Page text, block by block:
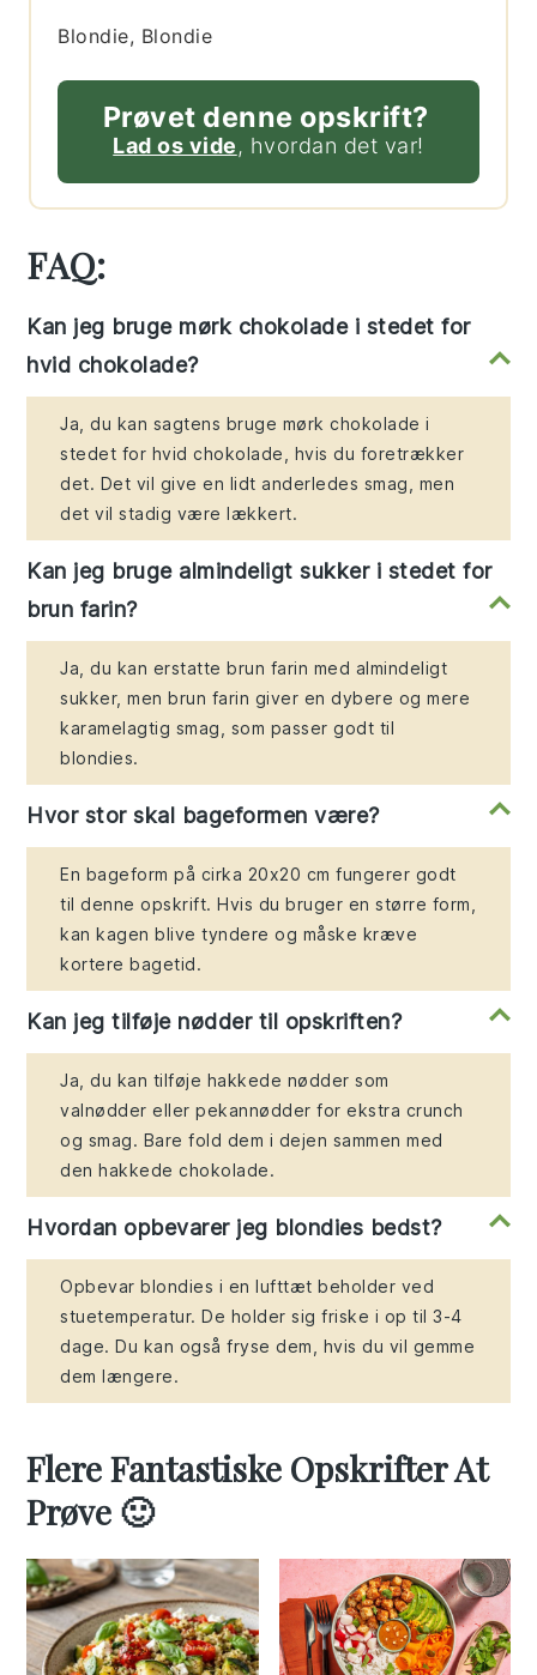
Blondie, Blondie
Prøvet denne opskrift?
Lad os vide, hvordan det var!
FAQ:
Kan jeg bruge mørk chokolade i stedet for
hvid chokolade?
Ja, du kan sagtens bruge mørk chokolade i
stedet for hvid chokolade, hvis du foretrækker
det. Det vil give en lidt anderledes smag, men
det vil stadig være lækkert.
Kan jeg bruge almindeligt sukker i stedet for
brun farin?
Ja, du kan erstatte brun farin med almindeligt
sukker, men brun farin giver en dybere og mere
karamelagtig smag, som passer godt til
blondies.
Hvor stor skal bageformen være?
En bageform på cirka 20x20 cm fungerer godt
til denne opskrift. Hvis du bruger en større form,
kan kagen blive tyndere og måske kræve
kortere bagetid.
Kan jeg tilføje nødder til opskriften?
Ja, du kan tilføje hakkede nødder som
valnødder eller pekannødder for ekstra crunch
og smag. Bare fold dem i dejen sammen med
den hakkede chokolade.
Hvordan opbevarer jeg blondies bedst?
Opbevar blondies i en lufttæt beholder ved
stuetemperatur. De holder sig friske i op til 3-4
dage. Du kan også fryse dem, hvis du vil gemme
dem længere.
Flere Fantastiske Opskrifter At
Prøve 🙂